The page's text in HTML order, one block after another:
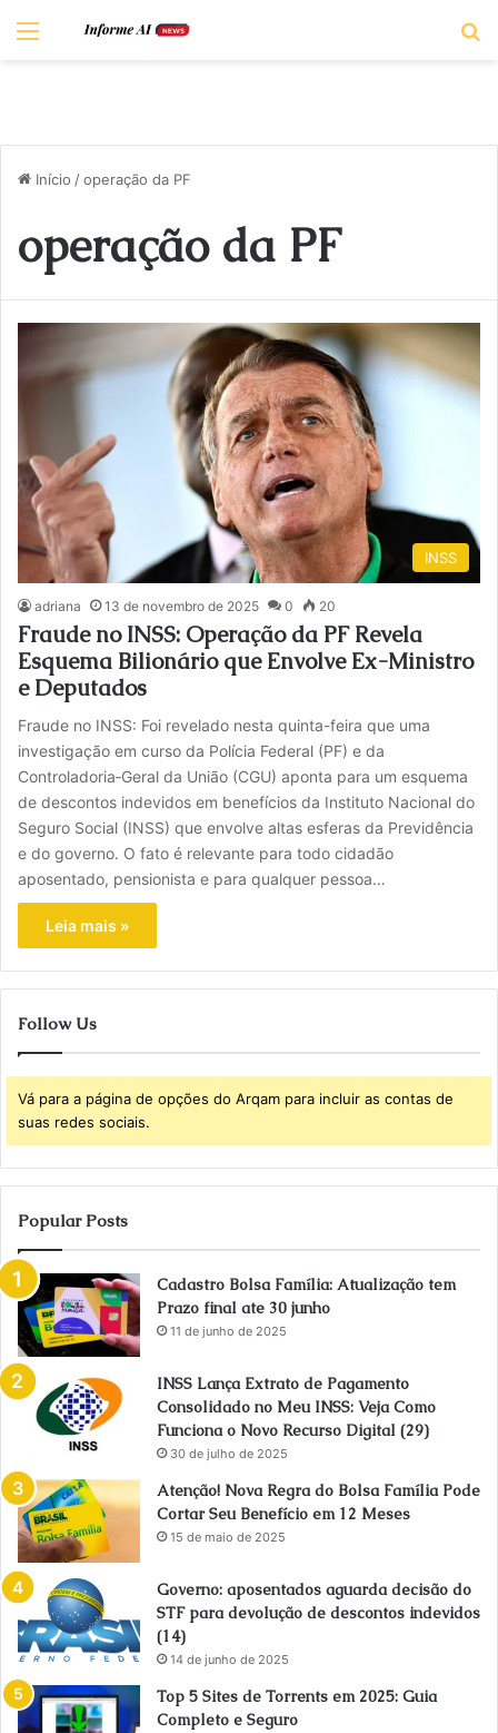
Menu
Início /operação da PF
operação da PF
INSS
adriana 13 de novembro de 2025 0 20
Fraude no INSS: Operação da PF Revela
Esquema Bilionário que Envolve Ex-Ministro
e Deputados
Fraude no INSS: Foi revelado nesta quinta-feira que uma
investigação em curso da Polícia Federal (PF) e da
Controladoria‑Geral da União (CGU) aponta para um esquema
de descontos indevidos em benefícios da Instituto Nacional do
Seguro Social (INSS) que envolve altas esferas da Previdência
e do governo. O fato é relevante para todo cidadão
aposentado, pensionista e para qualquer pessoa…
Leia mais »
Follow Us
Vá para a página de opções do Arqam para incluir as contas de
suas redes sociais.
Popular Posts
Cadastro Bolsa Família: Atualização tem
Prazo final ate 30 junho
11 de junho de 2025
INSS Lança Extrato de Pagamento
Consolidado no Meu INSS: Veja Como
Funciona o Novo Recurso Digital (29)
30 de julho de 2025
Atenção! Nova Regra do Bolsa Família Pode
Cortar Seu Benefício em 12 Meses
15 de maio de 2025
Governo: aposentados aguarda decisão do
STF para devolução de descontos indevidos
(14)
14 de junho de 2025
Top 5 Sites de Torrents em 2025: Guia
Completo e Seguro